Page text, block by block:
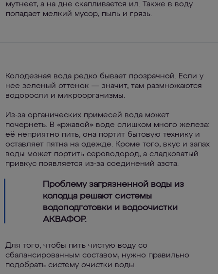
мутнеет, а на дне скапливается ил. Также в воду
попадает мелкий мусор, пыль и грязь.
Колодезная вода редко бывает прозрачной. Если у
неё зелёный оттенок — значит, там размножаются
водоросли и микроорганизмы.
Из-за органических примесей вода может
почернеть. В «ржавой» воде слишком много железа:
её неприятно пить, она портит бытовую технику и
оставляет пятна на одежде. Кроме того, вкус и запах
воды может портить сероводород, а сладковатый
привкус появляется из-за соединений азота.
Проблему загрязненной воды из
колодца решают системы
водоподготовки и водоочистки
АКВАФОР.
Для того, чтобы пить чистую воду со
сбалансированным составом, нужно правильно
подобрать систему очистки воды.